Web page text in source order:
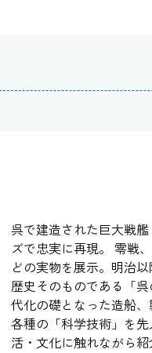
呉で建造された巨大戦
ズで忠実に再現。 零戦
どの実物を展示。明治
歴史そのものである「
代化の礎となった造船
各種の「科学技術」を
活・文化に触れながら紹